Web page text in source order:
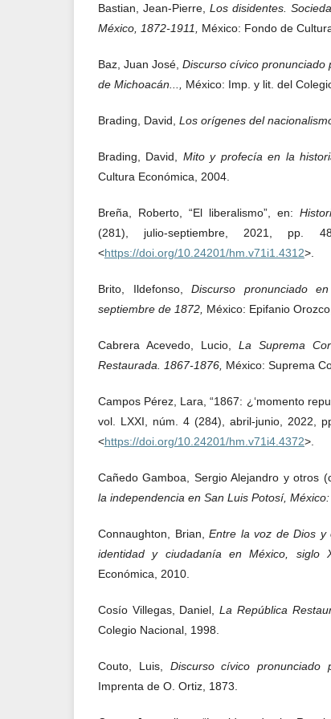
Bastian, Jean-Pierre, Los disidentes.
México, 1872-1911, México: Fondo de
Baz, Juan José, Discurso cívico pronunciado
de Michoacán..., México: Imp. y lit. del
Brading, David, Los orígenes del
Brading, David, Mito y profecía en la
Cultura Económica, 2004.
Breña, Roberto, “El liberalismo”, en:
(281), julio-septiembre, 2021, pp.
<https://doi.org/10.24201/hm.v71i1.4312>.
Brito, Ildefonso, Discurso pronunciado
septiembre de 1872, México: Epifanio
Cabrera Acevedo, Lucio, La Suprema
Restaurada. 1867-1876, México: Suprema
Campos Pérez, Lara, “1867: ¿‘momento
vol. LXXI, núm. 4 (284), abril-junio, 2022,
<https://doi.org/10.24201/hm.v71i4.4372>.
Cañedo Gamboa, Sergio Alejandro y otros
la independencia en San Luis Potosí,
Connaughton, Brian,Entre la voz de Dios y
identidad y ciudadanía en México, siglo
Económica, 2010.
Cosío Villegas, Daniel,La República
Colegio Nacional, 1998.
Couto, Luis, Discurso cívico pronunciado
Imprenta de O. Ortiz, 1873.